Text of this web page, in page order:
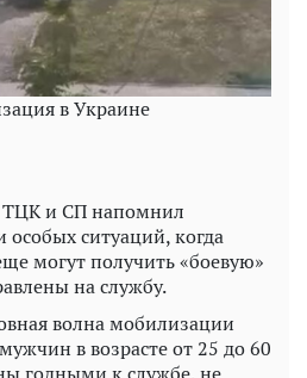
в Украине
ТЦК и СП напомнил
ситуаций, когда
могут получить «боевую»
на службу.
волна мобилизации
в возрасте от 25 до 60